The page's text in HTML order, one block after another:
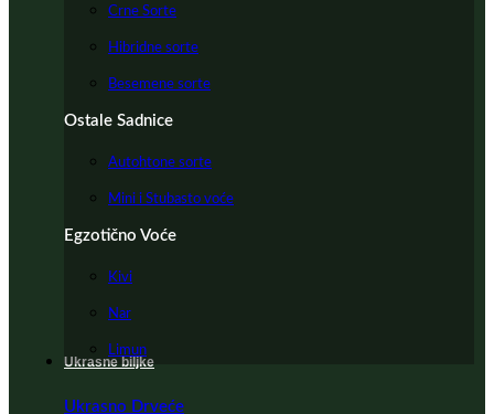
Crne Sorte
Hibridne sorte
Besemene sorte
Ostale Sadnice
Autohtone sorte
Mini i Stubasto voće
Egzotično Voće
Kivi
Nar
Limun
Ukrasne biljke
Ukrasno Drveće